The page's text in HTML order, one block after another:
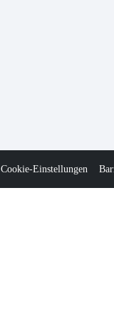
Cookie-Einstellungen